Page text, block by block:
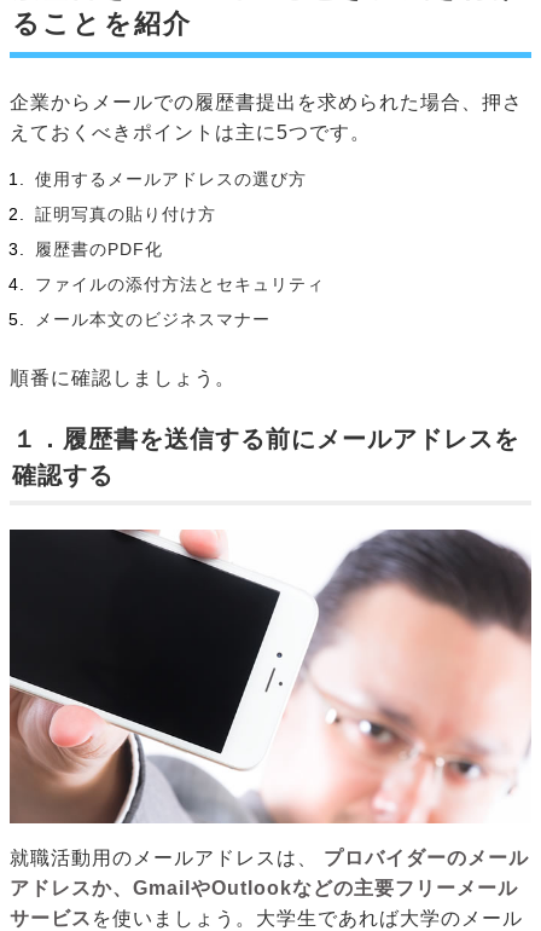
ることを紹介
企業からメールでの履歴書提出を求められた場合、押さ
えておくべきポイントは主に5つです。
使用するメールアドレスの選び方
証明写真の貼り付け方
履歴書のPDF化
ファイルの添付方法とセキュリティ
メール本文のビジネスマナー
順番に確認しましょう。
１．履歴書を送信する前にメールアドレスを
確認する
就職活動用のメールアドレスは、
プロバイダーのメール
アドレスか、GmailやOutlookなどの主要フリーメール
サービス を使いましょう。大学生であれば大学のメール